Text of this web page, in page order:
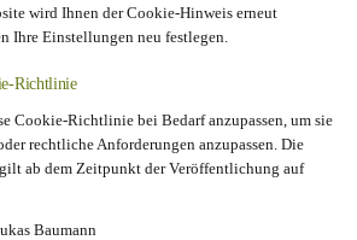
wird Ihnen der Cookie-Hinweis erneut
Ihre Einstellungen neu festlegen.
Richtlinie
Cookie-Richtlinie bei Bedarf anzupassen, um sie
rechtliche Anforderungen anzupassen. Die
ab dem Zeitpunkt der Veröffentlichung auf
Baumann